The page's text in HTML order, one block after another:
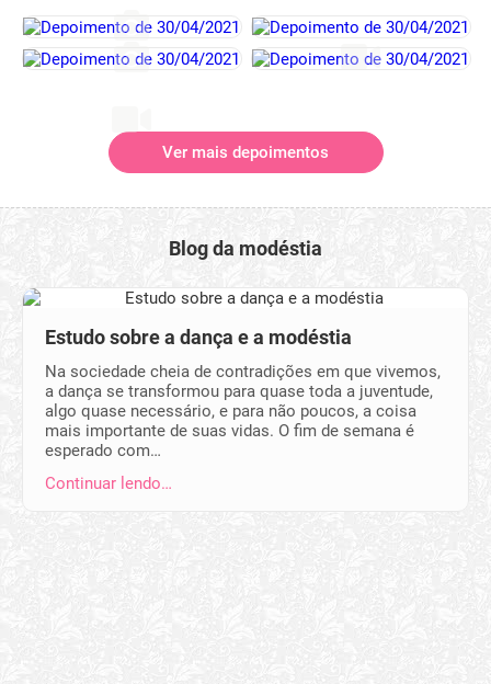
Ver mais depoimentos
Blog da modéstia
Estudo sobre a dança e a modéstia
Na sociedade cheia de contradições em que vivemos,
a dança se transformou para quase toda a juventude,
algo quase necessário, e para não poucos, a coisa
mais importante de suas vidas. O fim de semana é
esperado com…
Continuar lendo…